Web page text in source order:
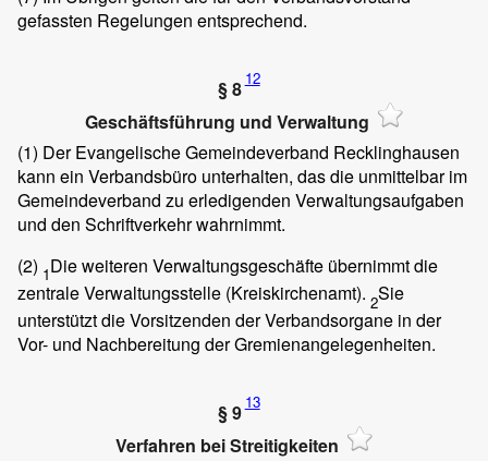
gefassten Regelungen entsprechend.
§ 8 12
Geschäftsführung und Verwaltung
(1) Der Evangelische Gemeindeverband Recklinghausen
kann ein Verbandsbüro unterhalten, das die unmittelbar im
Gemeindeverband zu erledigenden Verwaltungsaufgaben
und den Schriftverkehr wahrnimmt.
(2) 1Die weiteren Verwaltungsgeschäfte übernimmt die
zentrale Verwaltungsstelle (Kreiskirchenamt). 2Sie
unterstützt die Vorsitzenden der Verbandsorgane in der
Vor- und Nachbereitung der Gremienangelegenheiten.
§ 9 13
Verfahren bei Streitigkeiten